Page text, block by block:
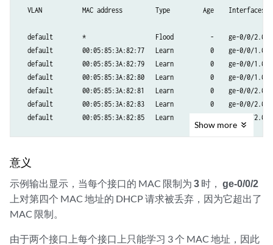
  VLAN           MAC address         Type         Age    Interfaces
  default        *                   Flood          -    ge-0/0/2.0
  default        00:05:85:3A:82:77   Learn          0    ge-0/0/1.0
  default        00:05:85:3A:82:79   Learn          0    ge-0/0/1.0
  default        00:05:85:3A:82:80   Learn          0    ge-0/0/1.0
  default        00:05:85:3A:82:81   Learn          0    ge-0/0/2.0
  default        00:05:85:3A:82:83   Learn          0    ge-0/0/2.0
  default        00:05:85:3A:82:85   Learn          0    ge-0/0/2.0
Show more
意义
示例输出显示，当每个接口的 MAC 限制为 3 时， ge-0/0/2
上对第四个 MAC 地址的 DHCP 请求被丢弃，因为它超出了
MAC 限制。
由于两个接口上每个接口上只能学习 3 个 MAC 地址，因此